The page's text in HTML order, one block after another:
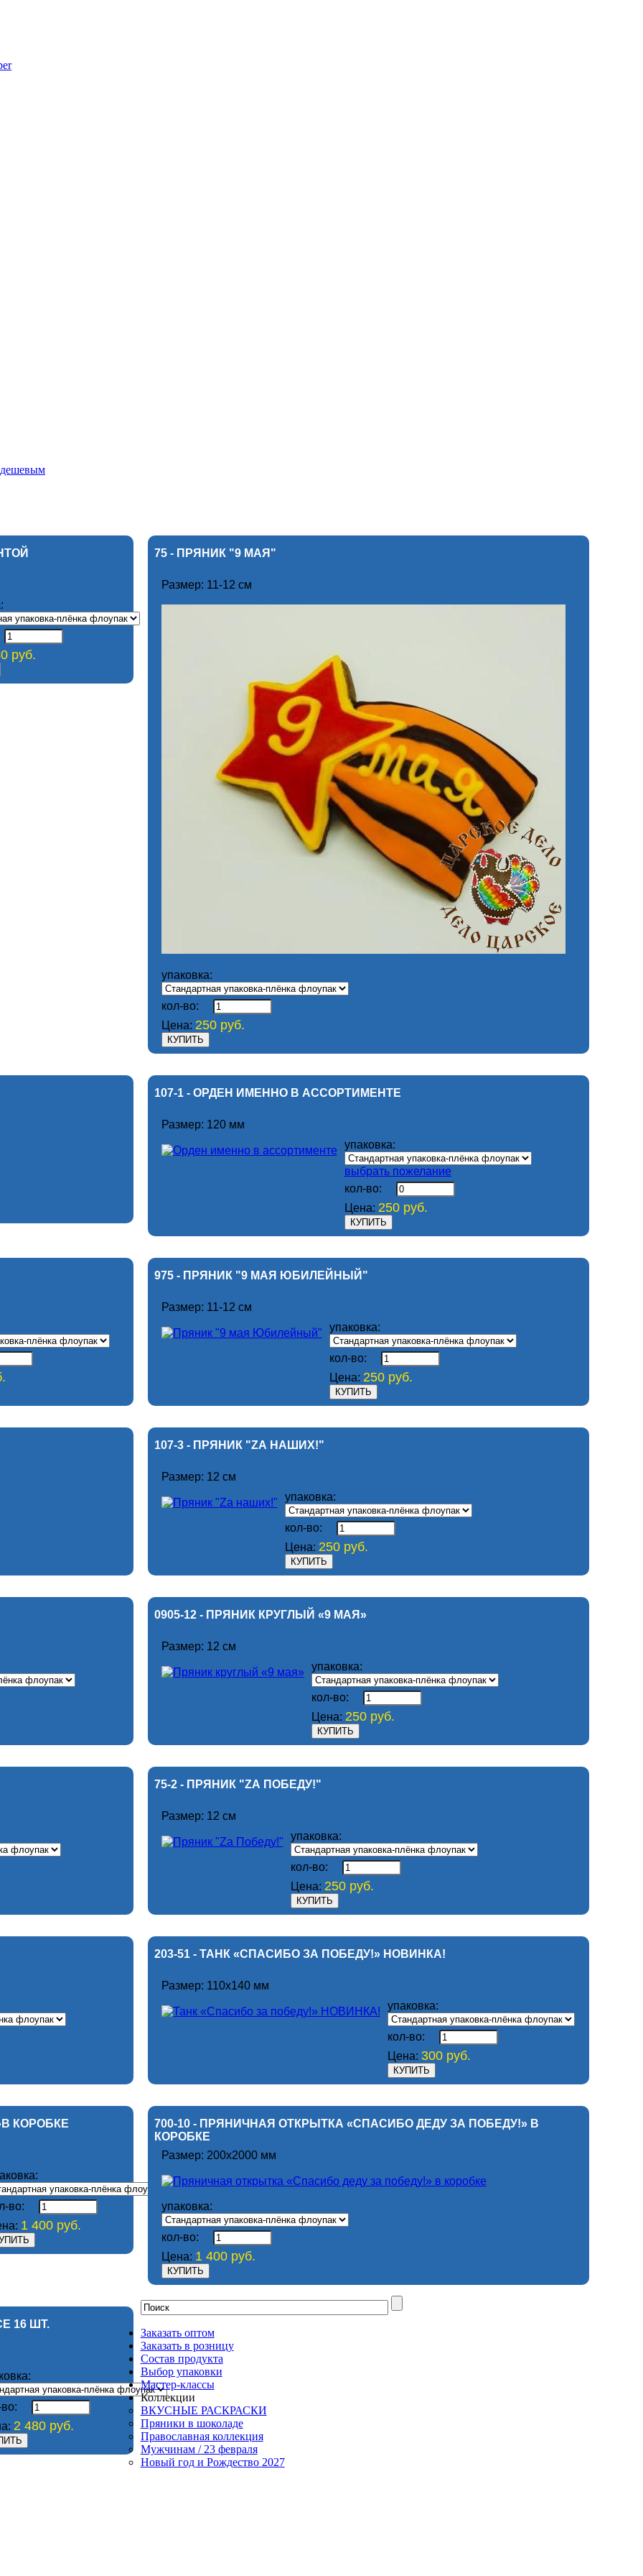
дешевым
руб.
75 - ПРЯНИК "9 МАЯ"
Размер: 11-12 см
упаковка:
кол-во:
Цена: 250 руб.
107-1 - ОРДЕН ИМЕННО В АССОРТИМЕНТЕ
Размер: 120 мм
упаковка:
выбрать пожелание
кол-во:
Цена: 250 руб.
975 - ПРЯНИК "9 МАЯ ЮБИЛЕЙНЫЙ"
Размер: 11-12 см
упаковка:
кол-во:
Цена: 250 руб.
107-3 - ПРЯНИК "ZА НАШИХ!"
Размер: 12 см
упаковка:
кол-во:
Цена: 250 руб.
0905-12 - ПРЯНИК КРУГЛЫЙ «9 МАЯ»
Размер: 12 см
упаковка:
кол-во:
Цена: 250 руб.
75-2 - ПРЯНИК "ZА ПОБЕДУ!"
Размер: 12 см
упаковка:
кол-во:
Цена: 250 руб.
203-51 - ТАНК «СПАСИБО ЗА ПОБЕДУ!» НОВИНКА!
Размер: 110х140 мм
упаковка:
кол-во:
Цена: 300 руб.
КОРОБКЕ
во:
1 400 руб.
700-10 - ПРЯНИЧНАЯ ОТКРЫТКА «СПАСИБО ДЕДУ ЗА ПОБЕДУ!» В
КОРОБКЕ
Размер: 200х2000 мм
упаковка:
кол-во:
Цена: 1 400 руб.
16 ШТ.
2 480 руб.
Заказать оптом
Заказать в розницу
Состав продукта
Выбор упаковки
Мастер-классы
Коллекции
ВКУСНЫЕ РАСКРАСКИ
Пряники в шоколаде
Православная коллекция
Мужчинам / 23 февраля
Новый год и Рождество 2027